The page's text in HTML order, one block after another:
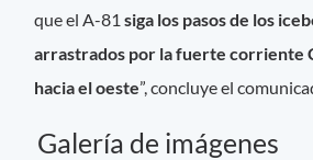
que el A-81siga los pasos de los
arrastrados por la fuerte corriente
hacia el oeste”, concluye el
Galería de imágenes